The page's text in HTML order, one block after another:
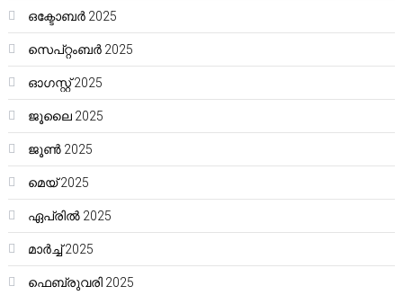
ഒക്ടോബർ 2025
സെപ്റ്റംബർ 2025
ഓഗസ്റ്റ്‌ 2025
ജൂലൈ 2025
ജൂൺ 2025
മെയ്‌ 2025
ഏപ്രിൽ 2025
മാർച്ച്‌ 2025
ഫെബ്രുവരി 2025